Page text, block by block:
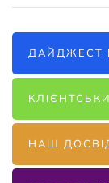
ДАЙДЖЕСТ
НАШ